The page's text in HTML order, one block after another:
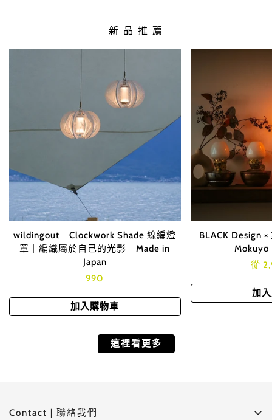
新 品 推 薦
wildingout｜Clockwork Shade 線編燈
罩｜編織屬於自己的光影｜Made in
Japan
Translation
zh-
TW.products.product.price.regular_price
990
加入購物車
BLACK Design
Mokuyō
zh-
從
加
這裡看更多
Contact | 聯絡我們